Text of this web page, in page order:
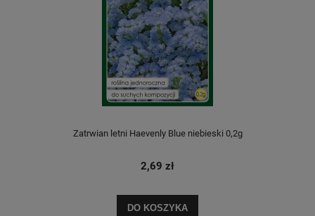
Zatrwian letni Haevenly Blue niebieski 0,2g
2,69 zł
DO KOSZYKA